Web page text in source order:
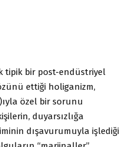
tipik bir post-endüstriyel
ettiği holiganizm,
özel bir sorunu
duyarsızlığa
dışavurumuyla işlediği